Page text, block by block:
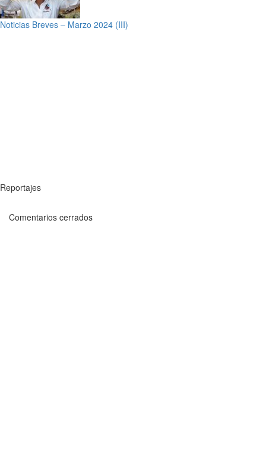
Noticias Breves – Marzo 2024 (III)
Reportajes
Comentarios cerrados